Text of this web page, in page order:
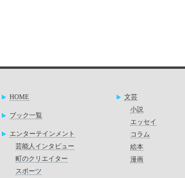
HOME
ブック一覧
エンターテインメント
芸能人インタビュー
町のクリエイター
スポーツ
文芸
小説
エッセイ
コラム
絵本
漫画